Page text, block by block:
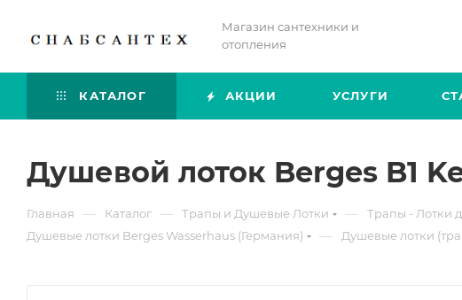
Магазин сантехники и
отопления
КАТАЛОГ АКЦИИ УСЛУГИ
Душевой лоток Berges B1
Главная — Каталог — Трапы и Душевые Лотки — Трапы - Лотки
Душевые лотки Berges Wasserhaus (Германия) — Душевые лотки